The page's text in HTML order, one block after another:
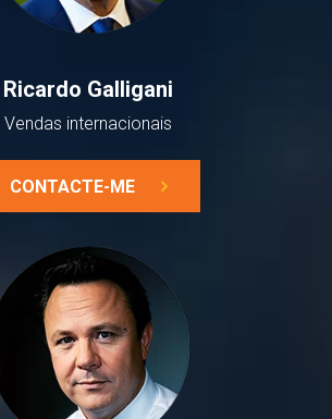
Ricardo Galligani
Vendas internacionais
CONTACTE-ME